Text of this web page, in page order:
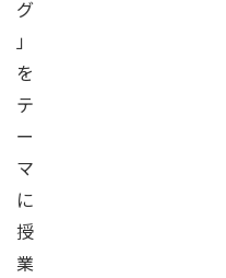
グ
」
を
テ
ー
マ
に
授
業